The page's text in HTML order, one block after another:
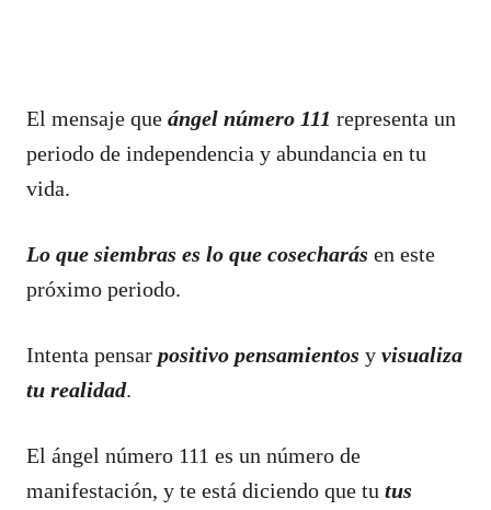
El mensaje que ángel número 111 representa un
periodo de independencia y abundancia en tu
vida.
Lo que siembras es lo que cosecharás en este
próximo periodo.
Intenta pensar positivo pensamientos y visualiza
tu realidad.
El ángel número 111 es un número de
manifestación, y te está diciendo que tu tus